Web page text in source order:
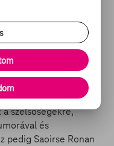
meg első kézből a
hogyan tud
és hogyan válik
szimpla, netalántán
Bird hátránya és
vérig hiteles,
szélsőségekre,
és
pedig Saoirse Ronan